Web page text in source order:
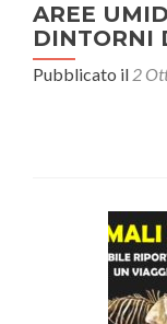
AREE
DINTORNI
Pubblicato il 2